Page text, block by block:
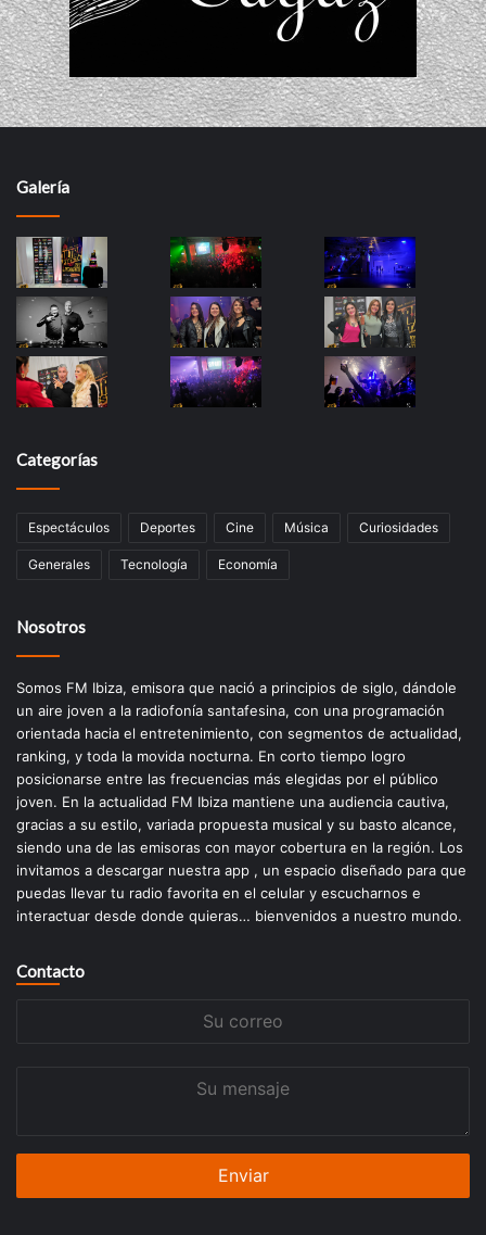
Galería
Categorías
Espectáculos Deportes Cine Música Curiosidades
Generales Tecnología Economía
Nosotros
Somos FM Ibiza, emisora que nació a principios de siglo, dándole
un aire joven a la radiofonía santafesina, con una programación
orientada hacia el entretenimiento, con segmentos de actualidad,
ranking, y toda la movida nocturna. En corto tiempo logro
posicionarse entre las frecuencias más elegidas por el público
joven. En la actualidad FM Ibiza mantiene una audiencia cautiva,
gracias a su estilo, variada propuesta musical y su basto alcance,
siendo una de las emisoras con mayor cobertura en la región. Los
invitamos a descargar nuestra app , un espacio diseñado para que
puedas llevar tu radio favorita en el celular y escucharnos e
interactuar desde donde quieras… bienvenidos a nuestro mundo.
Contacto